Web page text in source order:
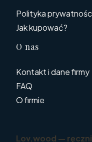
Polityka
Jak kupować?
O nas
Kontakt i dane firmy
FAQ
O firmie
Lov.wood —